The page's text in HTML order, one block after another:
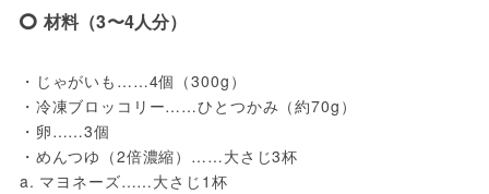
材料（3〜4人分）
・じゃがいも……4個（300g）
・冷凍ブロッコリー……ひとつかみ（約70g）
・卵……3個
・めんつゆ（2倍濃縮）……大さじ3杯
a. マヨネーズ……大さじ1杯